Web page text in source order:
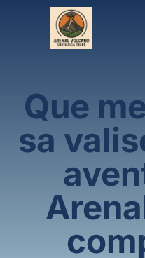
Que
sa